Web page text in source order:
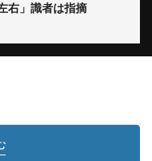
右」識者は指摘